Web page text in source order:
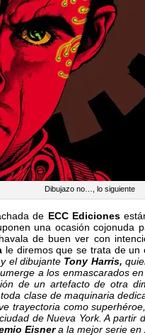
Dibujazo no…, lo siguiente
de ECC Ediciones
una ocasión cojonuda
de buen ver con
le diremos que se trata de un
el dibujante Tony Harris,
a los enmascarados
de un artefacto de otra
clase de maquinaria
trayectoria como
de Nueva York. A partir
Eisnera la mejor serie en